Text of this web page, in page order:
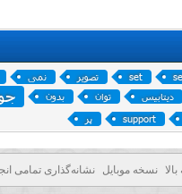
set تصوير نمی
دیتابیس توان بدون
support پر
نسخه موبایل نشانه‌گذاری تمامی